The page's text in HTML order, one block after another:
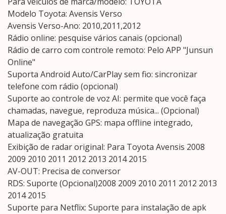
Modelo Toyota: Avensis Verso
Avensis Verso-Ano: 2010,2011,2012
Rádio online: pesquise vários canais (opcional)
Rádio de carro com controle remoto: Pelo APP "Junsun
Online"
Suporta Android Auto/CarPlay sem fio: sincronizar
telefone com rádio (opcional)
Suporte ao controle de voz AI: permite que você faça
chamadas, navegue, reproduza música... (Opcional)
Mapa de navegação GPS: mapa offline integrado,
atualização gratuita
Exibição de radar original: Para Toyota Avensis 2008
2009 2010 2011 2012 2013 2014 2015
AV-OUT: Precisa de conversor
RDS: Suporte (Opcional)2008 2009 2010 2011 2012 2013
2014 2015
Suporte para Netflix: Suporte para instalação de apk